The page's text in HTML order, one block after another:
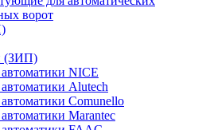
ворот
(ЗИП)
NICE
Alutech
Comunello
Marantec